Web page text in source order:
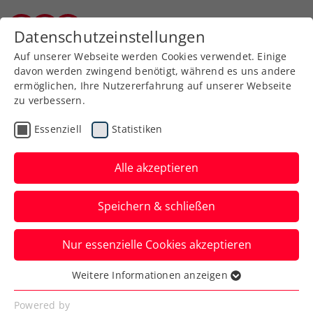
Zurück zur Newsübersicht
Rollstuhltennis
US Open: Taucher krönt
seine Juniorenkarriere
mit Double
Die ÖTV-Rollstuhltennis-
Zukunftshoffnung bleibt in New York in
Datenschutzeinstellungen
Auf unserer Webseite werden Cookies verwendet. Einige
davon werden zwingend benötigt, während es uns andere
ermöglichen, Ihre Nutzererfahrung auf unserer Webseite
zu verbessern.
Essenziell Statistiken
Alle akzeptieren
Speichern & schließen
Nur essenzielle Cookies akzeptieren
Essenziell
Essenzielle Cookies werden für grundlegende
Weitere Informationen anzeigen
Powered by